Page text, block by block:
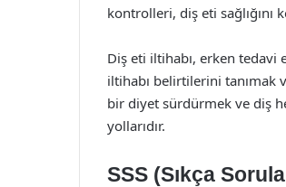
kontrolleri, diş eti sağlığını
Diş eti iltihabı, erken tedavi
iltihabı belirtilerini tanımak
bir diyet sürdürmek ve diş
yollarıdır.
SSS (Sıkça